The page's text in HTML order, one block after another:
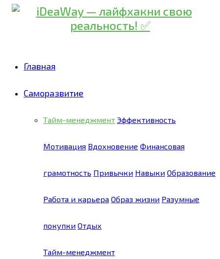
Главная
Саморазвитие
Тайм-менеджмент Эффективность
Мотивация Вдохновение Финансовая
грамотность Привычки Навыки Образование
Работа и карьера Образ жизни Разумные
покупки Отдых
Тайм-менеджмент